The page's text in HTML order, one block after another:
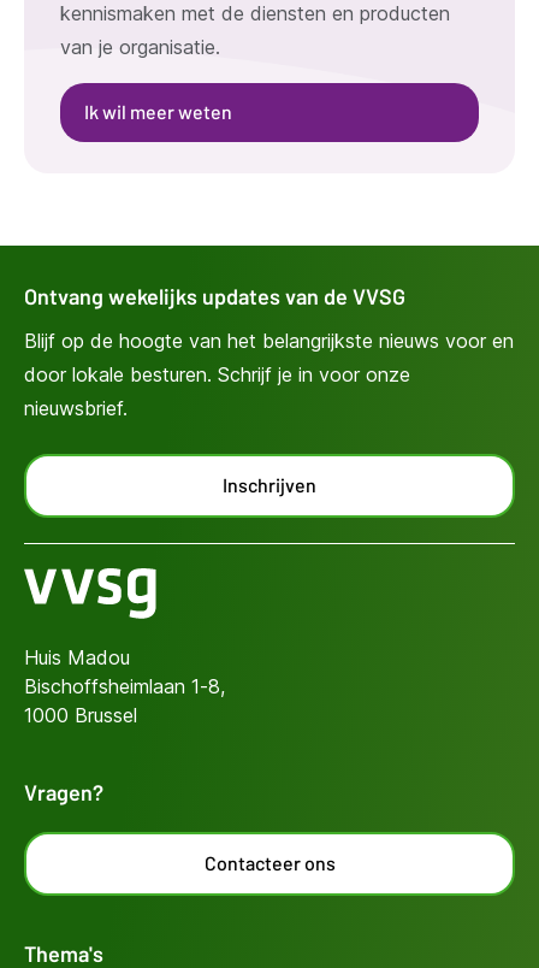
kennismaken met de diensten en producten
van je organisatie.
Ik wil meer weten
Ontvang wekelijks updates van de VVSG
Blijf op de hoogte van het belangrijkste nieuws voor en
door lokale besturen. Schrijf je in voor onze
nieuwsbrief.
Inschrijven
Huis Madou
Bischoffsheimlaan 1-8,
1000 Brussel
Vragen?
Contacteer ons
Thema's